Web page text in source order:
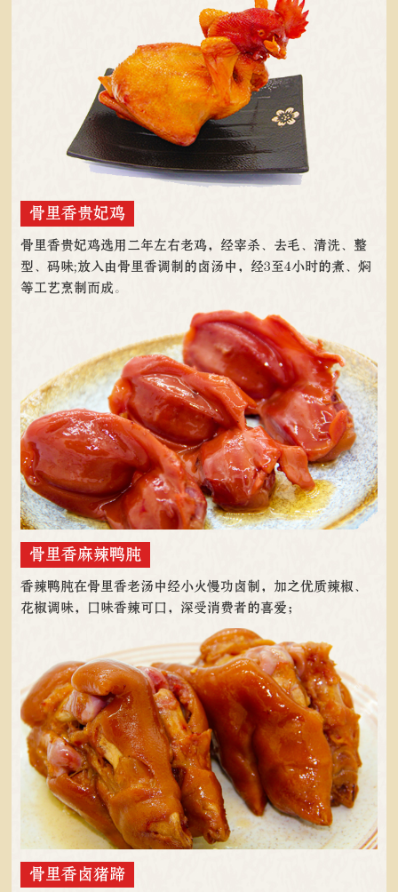
骨里香贵妃鸡
骨里香贵妃鸡选用二年左右老鸡，经宰杀、去毛、清洗、整
型、码味;放入由骨里香调制的卤汤中，经3至4小时的煮、焖
等工艺烹制而成。
骨里香麻辣鸭肫
香辣鸭肫在骨里香老汤中经小火慢功卤制，加之优质辣椒、
花椒调味，口味香辣可口，深受消费者的喜爱；
骨里香卤猪蹄